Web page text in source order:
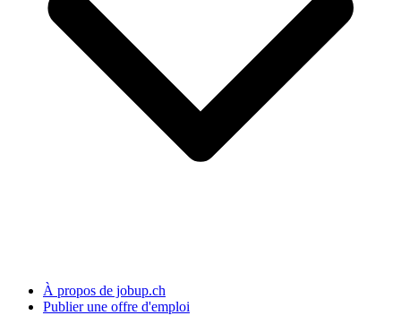
À propos de jobup.ch
Publier une offre d'emploi